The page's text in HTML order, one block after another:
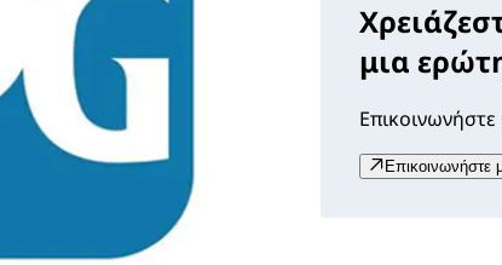
μια
Επικοινωνήστε